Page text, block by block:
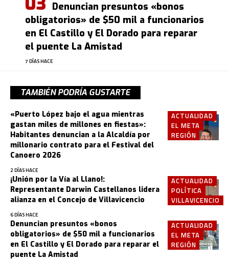
Denuncian presuntos «bonos
obligatorios» de $50 mil a funcionarios
en El Castillo y El Dorado para reparar
el puente La Amistad
7 DÍAS HACE
TAMBIÉN PODRÍA GUSTARTE
ACTUALIDAD
EL META
REGIÓN
«Puerto López bajo el agua mientras
gastan miles de millones en fiestas»:
Habitantes denuncian a la Alcaldía por
millonario contrato para el Festival del
Canoero 2026
2 DÍAS HACE
ACTUALIDAD
POLÍTICA
VILLAVICENCIO
¡Unión por la Vía al Llano!:
Representante Darwin Castellanos lidera
alianza en el Concejo de Villavicencio
6 DÍAS HACE
ACTUALIDAD
EL META
REGIÓN
Denuncian presuntos «bonos
obligatorios» de $50 mil a funcionarios
en El Castillo y El Dorado para reparar el
puente La Amistad